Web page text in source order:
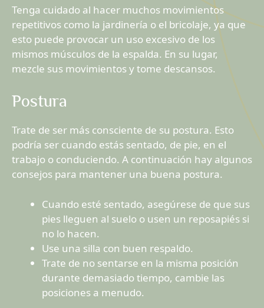
Tenga cuidado al hacer muchos movimientos
repetitivos como la jardinería o el bricolaje, ya que
esto puede provocar un uso excesivo de los
mismos músculos de la espalda. En su lugar,
mezcle sus movimientos y tome descansos.
Postura
Trate de ser más consciente de su postura. Esto
podría ser cuando estás sentado, de pie, en el
trabajo o conduciendo. A continuación hay algunos
consejos para mantener una buena postura.
Cuando esté sentado, asegúrese de que sus
pies lleguen al suelo o usen un reposapiés si
no lo hacen.
Use una silla con buen respaldo.
Trate de no sentarse en la misma posición
durante demasiado tiempo, cambie las
posiciones a menudo.